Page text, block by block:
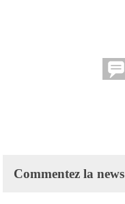
Commentez la news